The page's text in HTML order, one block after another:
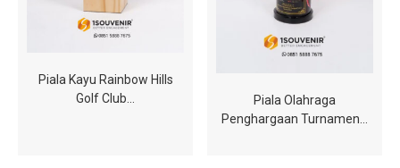
Piala Kayu Rainbow Hills
Golf Club…
Piala Olahraga
Penghargaan Turnamen…